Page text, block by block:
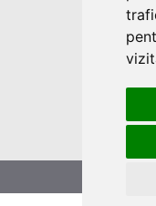
E-mail: